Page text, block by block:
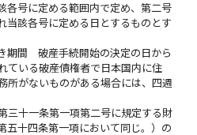
各号に定める範囲内で定め、第二号
当該各号に定める日とするものとす
期間 破産手続開始の決定の日から
ている破産債権者で日本国内に住
所がないものがある場合には、四週
三十一条第一項第二号に規定する財
五十四条第一項において同じ。）の